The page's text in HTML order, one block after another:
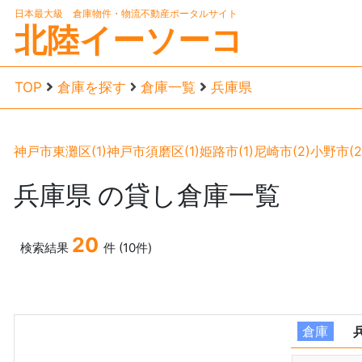
日本最大級 倉庫物件・物流不動産ポータルサイト
北陸イーソーコ
TOP 倉庫を探す 倉庫一覧 兵庫県
神戸市東灘区(1)神戸市須磨区(1)姫路市(1) 尼崎市(2)小野市
兵庫県 の貸し倉庫一覧
検索結果 20 件 (10件)
倉庫